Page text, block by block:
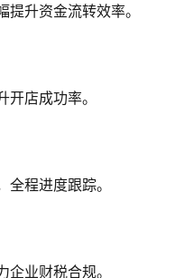
升资金流转效率。
店成功率。
程进度跟踪。
业财税合规。